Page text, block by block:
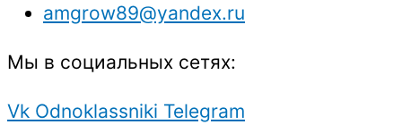
amgrow89@yandex.ru
Мы в социальных сетях:
Vk Odnoklassniki Telegram